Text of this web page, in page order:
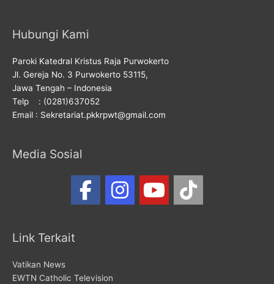
Hubungi Kami
Paroki Katedral Kristus Raja Purwokerto
Jl. Gereja No. 3 Purwokerto 53115,
Jawa Tengah – Indonesia
Telp : (0281)637052
Email : Sekretariat.pkkrpwt@gmail.com
Media Sosial
Link Terkait
Vatikan News
EWTN Catholic Television